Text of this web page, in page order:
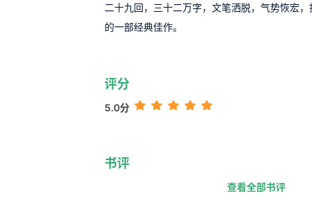
二十九回，三十二万字，文笔洒脱，气势恢宏
的一部经典佳作。
评分
5.0分
书评
查看全部书评